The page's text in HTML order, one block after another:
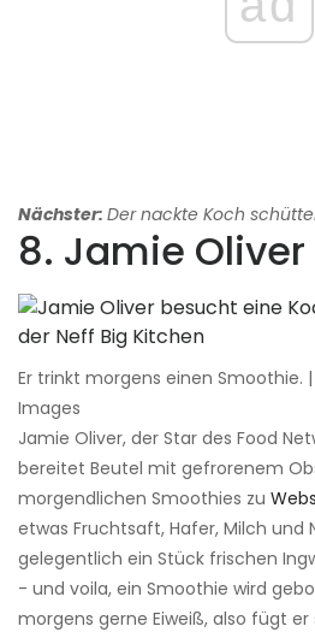
Nächster: Der nackte Koch
8. Jamie Oliver
Er trinkt morgens einen Smoothie.
Images
Jamie Oliver, der Star des Food
bereitet Beutel mit gefrorenem
morgendlichen Smoothies zu
etwas Fruchtsaft, Hafer, Milch und
gelegentlich ein Stück frischen
- und voila, ein Smoothie wird
morgens gerne Eiweiß, also fügt er